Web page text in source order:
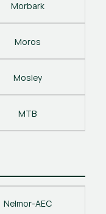
Morbark
Moros
Mosley
MTB
Nelmor-AEC